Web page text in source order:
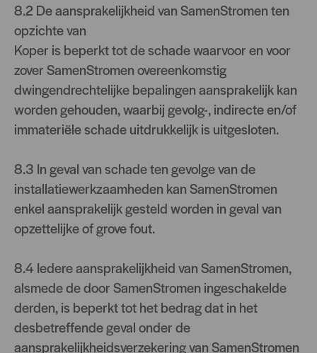
8.2 De aansprakelijkheid van SamenStromen ten
opzichte van
Koper is beperkt tot de schade waarvoor en voor
zover SamenStromen overeenkomstig
dwingendrechtelijke bepalingen aansprakelijk kan
worden gehouden, waarbij gevolg-, indirecte en/of
immateriële schade uitdrukkelijk is uitgesloten.
8.3 In geval van schade ten gevolge van de
installatiewerkzaamheden kan SamenStromen
enkel aansprakelijk gesteld worden in geval van
opzettelijke of grove fout.
8.4 Iedere aansprakelijkheid van SamenStromen,
alsmede de door SamenStromen ingeschakelde
derden, is beperkt tot het bedrag dat in het
desbetreffende geval onder de
aansprakelijkheidsverzekering van SamenStromen